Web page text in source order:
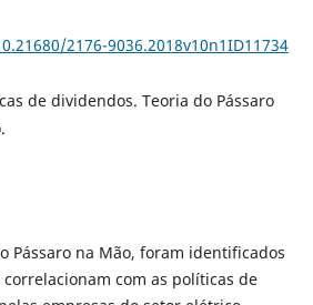
2176-9036.2018v10n1ID11734
de dividendos. Teoria do Pássaro
Pássaro na Mão, foram identificados
com as políticas de